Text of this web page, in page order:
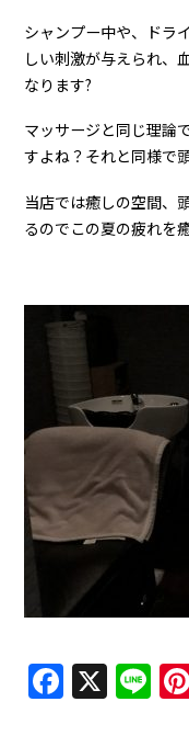
シャンプー中や、ドラ
しい刺激が与えられ、
なります?
マッサージと同じ理論
すよね？それと同様で
当店では癒しの空間、
るのでこの夏の疲れを
X